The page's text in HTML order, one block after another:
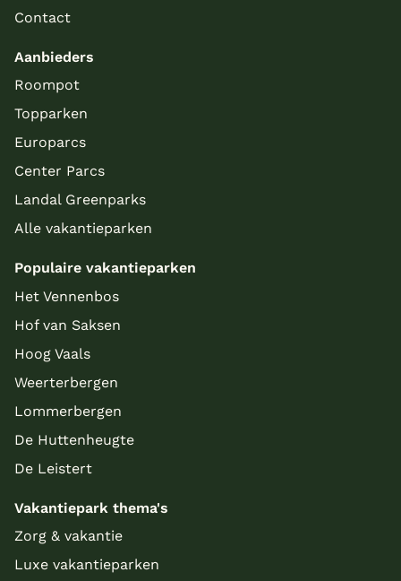
Contact
Aanbieders
Roompot
Topparken
Europarcs
Center Parcs
Landal Greenparks
Alle vakantieparken
Populaire vakantieparken
Het Vennenbos
Hof van Saksen
Hoog Vaals
Weerterbergen
Lommerbergen
De Huttenheugte
De Leistert
Vakantiepark thema's
Zorg & vakantie
Luxe vakantieparken